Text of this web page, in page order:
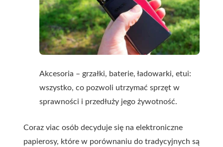
Akcesoria – grzałki, baterie, ładowarki, etui:
wszystko, co pozwoli utrzymać sprzęt w
sprawności i przedłuży jego żywotność.
Coraz viac osób decyduje się na elektroniczne
papierosy, które w porównaniu do tradycyjnych są